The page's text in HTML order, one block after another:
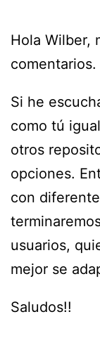
Hola Wilber,
comentarios.
Si he
como tú
otros
opciones.
con
usuarios,
mejor se
Saludos!!